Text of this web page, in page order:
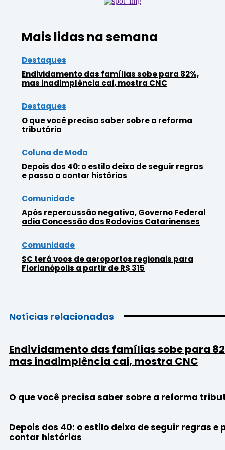
Mais lidas na semana
Destaques
Endividamento das famílias sobe para 82%,
mas inadimplência cai, mostra CNC
Destaques
O que você precisa saber sobre a reforma
tributária
Coluna de Moda
Depois dos 40: o estilo deixa de seguir regras
e passa a contar histórias
Comunidade
Após repercussão negativa, Governo Federal
adia Concessão das Rodovias Catarinenses
Comunidade
SC terá voos de aeroportos regionais para
Florianópolis a partir de R$ 315
Notícias relacionadas
Endividamento das famílias sobe para
mas inadimplência cai, mostra CNC
O que você precisa saber sobre a reforma
Depois dos 40: o estilo deixa de seguir regras e
contar histórias